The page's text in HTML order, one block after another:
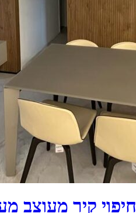
חיפוי קיר מעוצב